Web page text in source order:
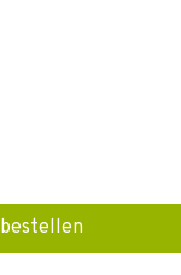
bestellen